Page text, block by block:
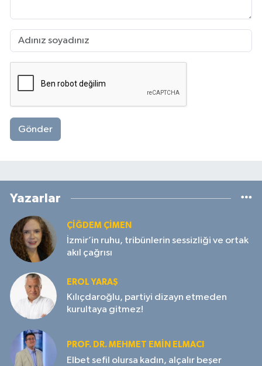
Gönder
Yazarlar
ÇIĞDEM ÇIMEN
İzmir’in ruhu, tribünlerin sessizliği ve ortak
akıl çağrısı
EROL YARAŞ
Kılıçdaroğlu, partiyi dizayn etmeden
kurultaya gitmez!
PROF. DR. MEHMET EMIN ELMACI
Elbet sefil olursa kadın, alçalır beşer